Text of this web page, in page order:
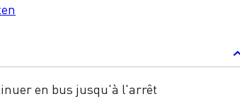
en bus jusqu'à l'arrêt